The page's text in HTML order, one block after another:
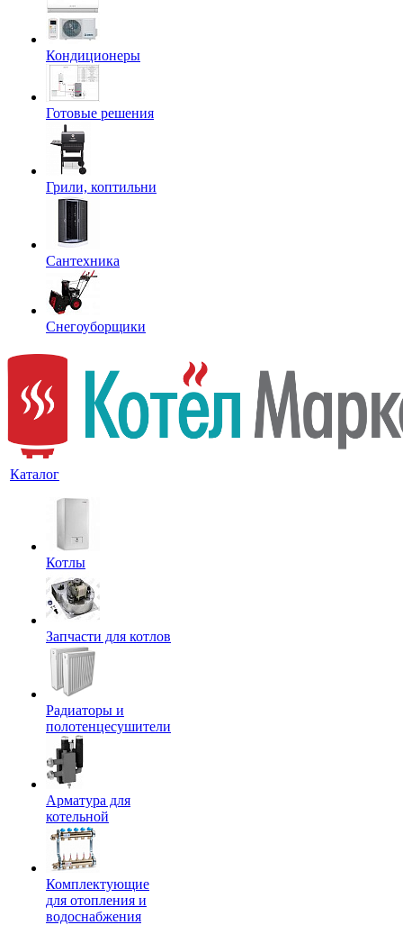
Кондиционеры
Готовые решения
Грили, коптильни
Сантехника
Снегоуборщики
Каталог
Котлы
Запчасти для котлов
Радиаторы и
полотенцесушители
Арматура для
котельной
Комплектующие
для отопления и
водоснабжения